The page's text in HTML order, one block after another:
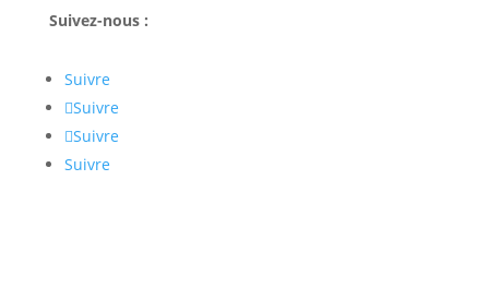
Suivez-nous :
Suivre
Suivre
Suivre
Suivre